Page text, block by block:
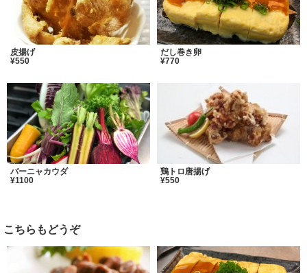
皮揚げ
¥550
だし巻き卵
¥770
バーニャカウダ
¥1100
鶏トロ唐揚げ
¥550
こちらもどうぞ